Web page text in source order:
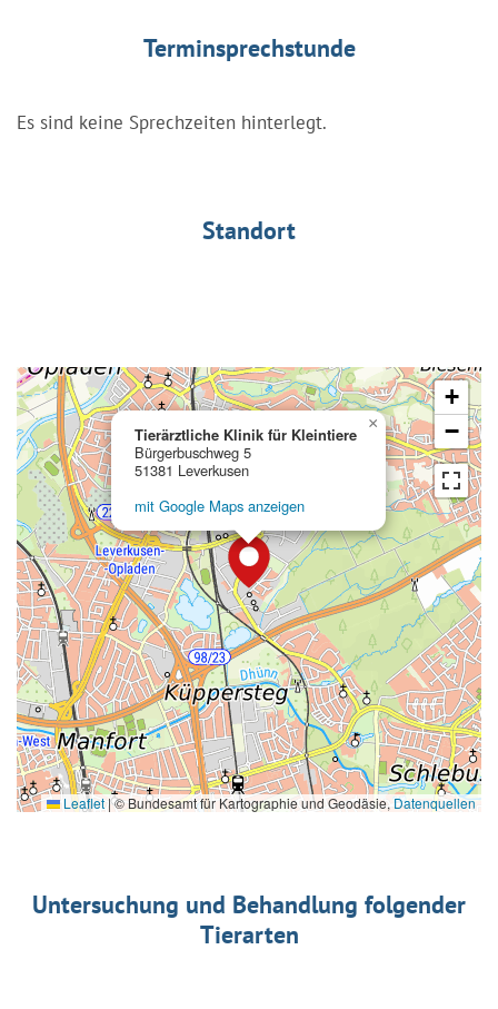
Terminsprechstunde
Es sind keine Sprechzeiten hinterlegt.
Standort
Tierärztliche Klinik für Kleintiere
Bürgerbuschweg 5
51381 Leverkusen
mit Google Maps anzeigen
×
+
−
Leaflet |© Bundesamt für Kartographie und Geodäsie,Datenquellen
Untersuchung und Behandlung folgender
Tierarten